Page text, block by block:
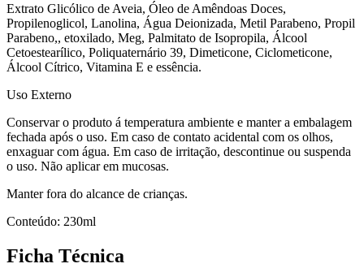
Extrato Glicólico de Aveia, Óleo de Amêndoas Doces,
Propilenoglicol, Lanolina, Água Deionizada, Metil Parabeno, Propil
Parabeno,, etoxilado, Meg, Palmitato de Isopropila, Álcool
Cetoestearílico, Poliquaternário 39, Dimeticone, Ciclometicone,
Álcool Cítrico, Vitamina E e essência.
Uso Externo
Conservar o produto á temperatura ambiente e manter a embalagem
fechada após o uso. Em caso de contato acidental com os olhos,
enxaguar com água. Em caso de irritação, descontinue ou suspenda
o uso. Não aplicar em mucosas.
Manter fora do alcance de crianças.
Conteúdo: 230ml
Ficha Técnica